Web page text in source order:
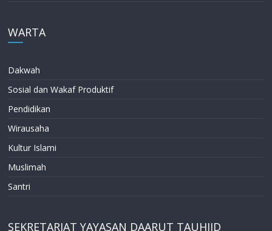
WARTA
Dakwah
Sosial dan Wakaf Produktif
Pendidikan
Wirausaha
Kultur Islami
Muslimah
Santri
SEKRETARIAT YAYASAN DAARUT TAUHIID